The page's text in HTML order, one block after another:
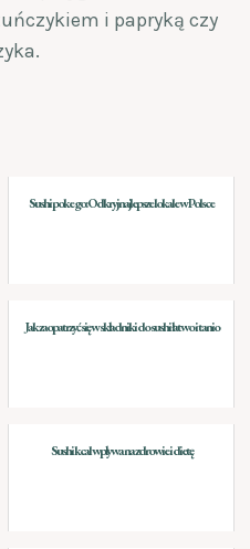
i papryką czy
Sushi poke go: Odkryj najlepsze lokale w Polsce
Jak zaopatrzyć się w składniki do sushi łatwo i tanio
Sushi kcal wpływa na zdrowie i dietę